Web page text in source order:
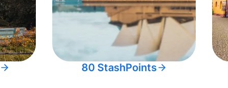
80 StashPoints